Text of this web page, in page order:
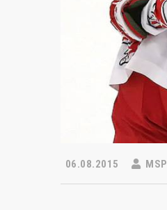
06.08.2015 MSP